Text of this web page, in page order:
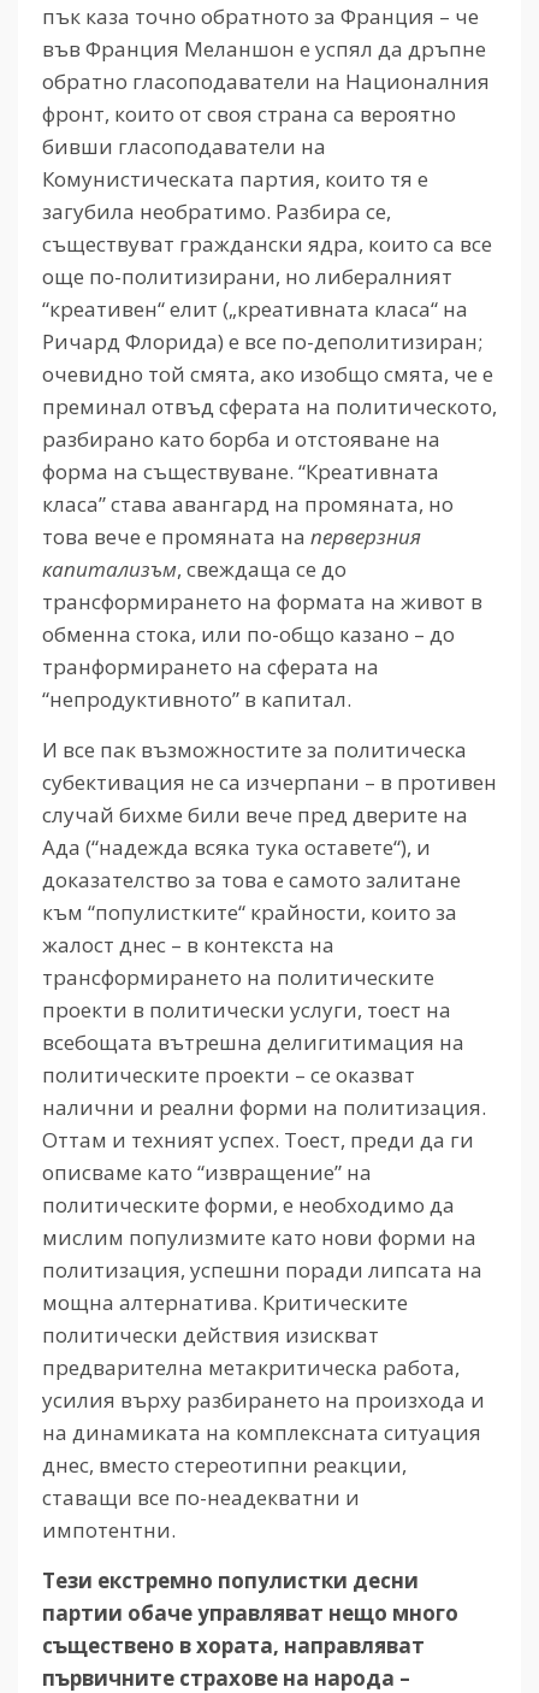
пък каза точно обратното за Франция – че
във Франция Меланшон е успял да дръпне
обратно гласоподаватели на Националния
фронт, които от своя страна са вероятно
бивши гласоподаватели на
Комунистическата партия, които тя е
загубила необратимо. Разбира се,
съществуват граждански ядра, които са все
още по-политизирани, но либералният
“креативен“ елит („креативната класа“ на
Ричард Флорида) е все по-деполитизиран;
очевидно той смята, ако изобщо смята, че е
преминал отвъд сферата на политическото,
разбирано като борба и отстояване на
форма на съществуване. “Креативната
класа” става авангард на промяната, но
това вече е промяната на перверзния
капитализъм, свеждаща се до
трансформирането на формата на живот в
обменна стока, или по-общо казано – до
транформирането на сферата на
“непродуктивното” в капитал.
И все пак възможностите за политическа
субективация не са изчерпани – в противен
случай бихме били вече пред дверите на
Ада (“надежда всяка тука оставете“), и
доказателство за това е самото залитане
към “популистките“ крайности, които за
жалост днес – в контекста на
трансформирането на политическите
проекти в политически услуги, тоест на
всебощата вътрешна делигитимация на
политическите проекти – се оказват
налични и реални форми на политизация.
Оттам и техният успех. Тоест, преди да ги
описваме като “извращение” на
политическите форми, е необходимо да
мислим популизмите като нови форми на
политизация, успешни поради липсата на
мощна алтернатива. Критическите
политически действия изискват
предварителна метакритическа работа,
усилия върху разбирането на произхода и
на динамиката на комплексната ситуация
днес, вместо стереотипни реакции,
ставащи все по-неадекватни и
импотентни.
Тези екстремно популистки десни
партии обачеуправляват нещо много
съществено вхората, направляват
първичните страхове на народа –